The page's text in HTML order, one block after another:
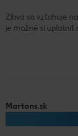
Zľava sa vzťahuje
je možné si uplatniť
Martons.sk